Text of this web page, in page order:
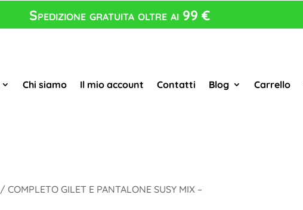
Spedizione gratuita oltre ai 99 €
Chi siamo Il mio account Contatti Blog Carrello
/ COMPLETO GILET E PANTALONE SUSY MIX –